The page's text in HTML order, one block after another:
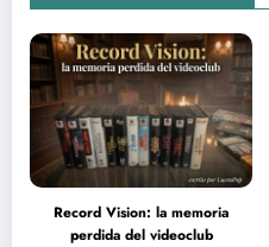
Record Vision: la memoria
perdida del videoclub